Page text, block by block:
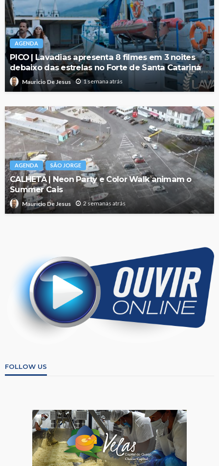
AGENDA
PICO | Lavadias apresenta 8 filmes em 3 noites
debaixo das estrelas no Forte de Santa Catarina
Mauricio De Jesus 1 semana atrás
AGENDA SÃO JORGE
CALHETA | Neon Party e Color Walk animam o
Summer Cais
Mauricio De Jesus 2 semanas atrás
FOLLOW US